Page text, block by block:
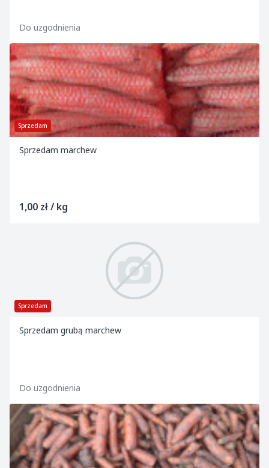
Do uzgodnienia
Sprzedam
Sprzedam marchew
1,00 zł / kg
Sprzedam
Sprzedam grubą marchew
Do uzgodnienia